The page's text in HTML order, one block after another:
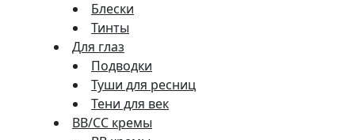
Блески
Тинты
Для глаз
Подводки
Туши для ресниц
Тени для век
BB/CC кремы